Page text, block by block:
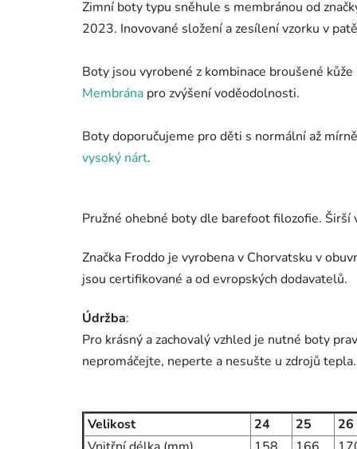
Zimní boty typu sněhule s membránou od
2023. Inovované složení a zesílení vzorku v
Boty jsou vyrobené z kombinace broušené
Membrána pro zvýšení voděodolnosti.
Boty doporučujeme pro děti s normální až
vysoký nárt.
Pružné ohebné boty dle barefoot filozofie.
Značka Froddo je vyrobena v Chorvatsku v
jsou certifikované a od evropských dodavatelů.
Údržba:
Pro krásný a zachovalý vzhled je nutné boty
nepromáčejte, neperte a nesušte u zdrojů
Velikost 24 25
26